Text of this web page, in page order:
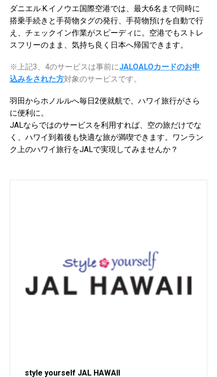
ダニエル.K.イノウエ国際空港では、最大6名まで同時に
搭乗手続きと手荷物タグの発行、手荷物預けを自動で行
え、チェックイン作業がスピーディに。空港でもストレ
スフリーのまま、気持ち良く日本へ帰国できます。
※上記3、4のサービスは事前にJALOALOカードのお申
込みをされた方対象のサービスです。
羽田からホノルルへ毎日2便就航で、ハワイ旅行がさら
に便利に。
JALならではのサービスを利用すれば、空の旅だけでな
く、ハワイ到着後も快適な旅が満喫できます。ワンラン
ク上のハワイ旅行をJALで実現してみませんか？
style yourself JAL HAWAII